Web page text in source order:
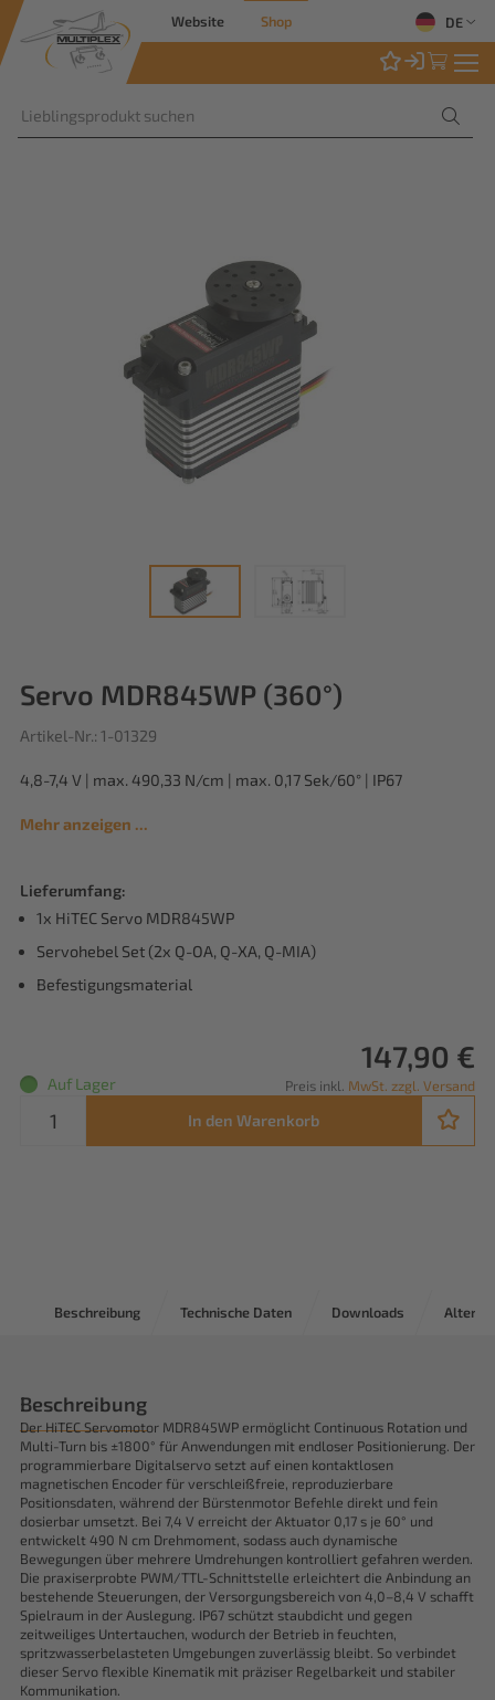
Website Shop DE
Servo MDR845WP (360°)
Artikel-Nr.: 1-01329
4,8-7,4 V | max. 490,33 N/cm | max. 0,17 Sek/60° | IP67
Mehr anzeigen ...
Lieferumfang:
1x HiTEC Servo MDR845WP
Servohebel Set (2x Q-OA, Q-XA, Q-MIA)
Befestigungsmaterial
147,90 €
Preis inkl. MwSt. zzgl. Versand
Auf Lager
In den Warenkorb
Beschreibung Technische Daten Downloads
Beschreibung
Der HiTEC Servomotor MDR845WP ermöglicht Continuous Rotation und
Multi-Turn bis ±1800° für Anwendungen mit endloser Positionierung. Der
programmierbare Digitalservo setzt auf einen kontaktlosen
magnetischen Encoder für verschleißfreie, reproduzierbare
Positionsdaten, während der Bürstenmotor Befehle direkt und fein
dosierbar umsetzt. Bei 7,4 V erreicht der Aktuator 0,17 s je 60° und
entwickelt 490 N cm Drehmoment, sodass auch dynamische
Bewegungen über mehrere Umdrehungen kontrolliert gefahren werden.
Die praxiserprobte PWM/TTL-Schnittstelle erleichtert die Anbindung an
bestehende Steuerungen, der Versorgungsbereich von 4,0–8,4 V schafft
Spielraum in der Auslegung. IP67 schützt staubdicht und gegen
zeitweiliges Untertauchen, wodurch der Betrieb in feuchten,
spritzwasserbelasteten Umgebungen zuverlässig bleibt. So verbindet
dieser Servo flexible Kinematik mit präziser Regelbarkeit und stabiler
Kommunikation.